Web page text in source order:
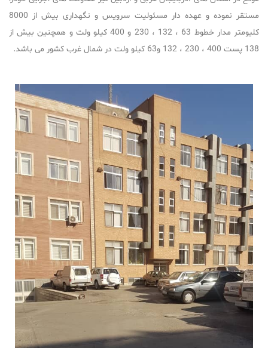
مستقر نموده و عهده دار مسئولیت سرویس و نگهداری بیش از 8000
کلیومتر مدار خطوط 63 ، 132 ، 230 و 400 کیلو ولت و همچنین بیش از
138 پست 400 ، 230 ، 132 و63 کیلو ولت در شمال غرب کشور می باشد.